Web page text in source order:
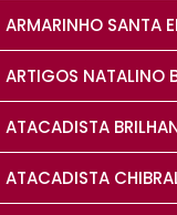
ARMARINHO SANTA
ARTIGOS NATALINO
ATACADISTA
ATACADISTA